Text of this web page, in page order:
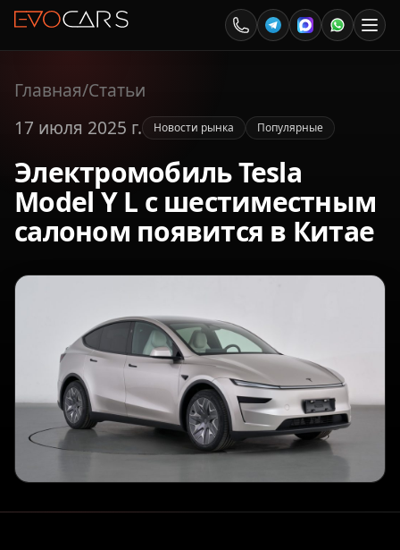
Главная/Статьи
17 июля 2025 г.
Новости рынка Популярные
Электромобиль Tesla
Model Y L с шестиместным
салоном появится в Китае